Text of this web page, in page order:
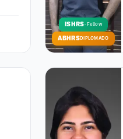
ISHRS· Fellow
ABHRSDIPLOMADO